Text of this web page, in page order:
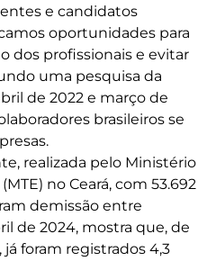
e candidatos
oportunidades para
dos profissionais e evitar
uma pesquisa da
de 2022 e março de
brasileiros se
realizada pelo Ministério
no Ceará, com 53.692
demissão entre
de 2024, mostra que, de
foram registrados 4,3